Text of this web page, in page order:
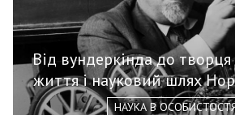
Від вундеркінда до
життя і науковий шлях
НАУКА В